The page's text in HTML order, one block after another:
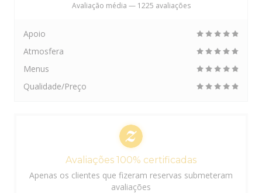
Avaliação média — 1225 avaliações
Apoio
Atmosfera
Menus
Qualidade/Preço
Avaliações 100% certificadas
Apenas os clientes que fizeram reservas submeteram
avaliações